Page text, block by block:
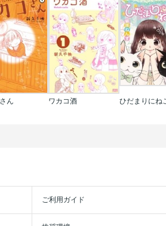
ん ワカコ酒 ひだまりにね
ご利用ガイド